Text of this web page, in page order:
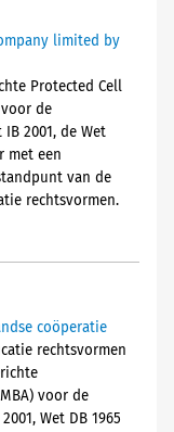
limited by
Protected Cell
de
2001, de Wet
met een
van de
rechtsvormen.
coöperatie
rechtsvormen
voor de
Wet DB 1965